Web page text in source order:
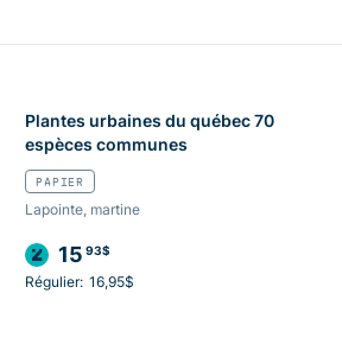
Plantes urbaines du québec 70
espèces communes
PAPIER
Lapointe, martine
15 93$
Régulier: 16,95$